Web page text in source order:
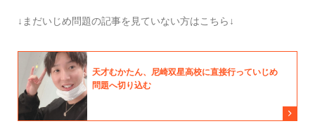
↓まだいじめ問題の記事を見ていない方はこちら↓